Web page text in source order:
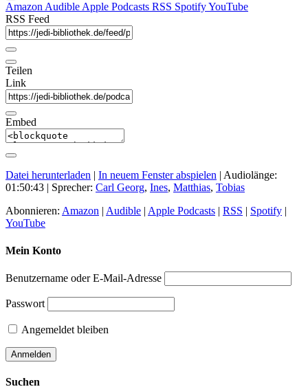
Amazon Audible Apple Podcasts RSS SpotifyYouTube
RSS Feed
Teilen
Link
Embed
Datei herunterladen | In neuem Fenster abspielen | Audiolänge:
01:50:43 | Sprecher: Carl Georg, Ines, Matthias, Tobias
Abonnieren: Amazon | Audible | Apple Podcasts | RSS | Spotify |
YouTube
Mein Konto
Benutzername oder E-Mail-Adresse
Passwort
Angemeldet bleiben
Suchen